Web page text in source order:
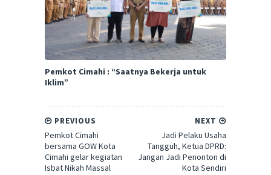
Pemkot Cimahi : “Saatnya Bekerja untuk
Iklim”
NEXT
Jadi Pelaku Usaha
Tangguh, Ketua DPRD:
Jangan Jadi Penonton di
Kota Sendiri
PREVIOUS
Pemkot Cimahi
bersama GOW Kota
Cimahi gelar kegiatan
Isbat Nikah Massal